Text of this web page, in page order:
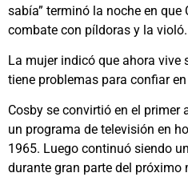
sabía” terminó la noche en que
combate con píldoras y la violó.
La mujer indicó que ahora vive
tiene problemas para confiar
Cosby se convirtió en el primer
un programa de televisión en
1965. Luego continuó siendo
durante gran parte del próximo